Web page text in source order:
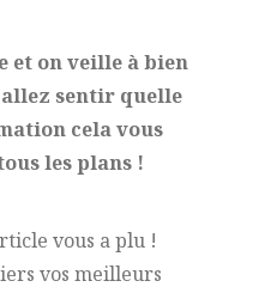
et on veille à bien
sentir quelle
cela vous
les plans !
vous a plu !
vos meilleurs